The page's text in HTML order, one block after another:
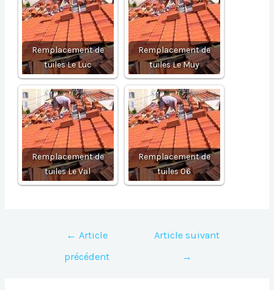
Remplacement de
tuiles Le Luc
Remplacement de
tuiles Le Muy
Remplacement de
tuiles Le Val
Remplacement de
tuiles 06
Navigation
l’article
← Article
précédent
Article suivant
→